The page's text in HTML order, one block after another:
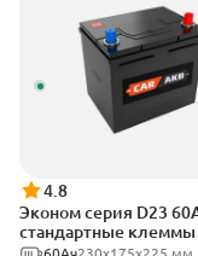
4.8
Эконом серия D23
стандартные клеммы